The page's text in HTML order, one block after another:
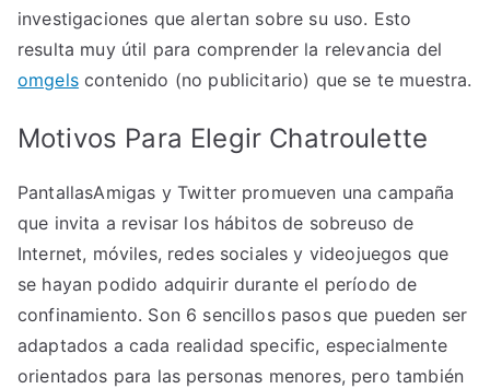
investigaciones que alertan sobre su uso. Esto
resulta muy útil para comprender la relevancia del
omgelscontenido (no publicitario) que se te muestra.
Motivos Para Elegir Chatroulette
PantallasAmigas y Twitter promueven una campaña
que invita a revisar los hábitos de sobreuso de
Internet, móviles, redes sociales y videojuegos que
se hayan podido adquirir durante el período de
confinamiento. Son 6 sencillos pasos que pueden ser
adaptados a cada realidad specific, especialmente
orientados para las personas menores, pero también